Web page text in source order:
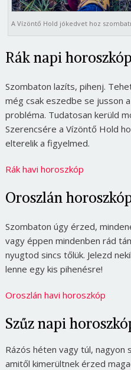
A Vízöntő Hold jókedvet hoz
Rák napi
Szombaton lazíts, pihenj.
még csak eszedbe se jusson
probléma. Tudatosan kerüld
Szerencsére a Vízöntő Hold
elterelik a figyelmed.
Rák havi horoszkóp
Oroszlán
Szombaton úgy érzed,
vagy éppen mindenben rád
nyugtod sincs tőlük. Jelezd
lenne egy kis pihenésre!
Oroszlán havi horoszkóp
Szűz napi
Rázós héten vagy túl,
amitől kimerültnek érzed